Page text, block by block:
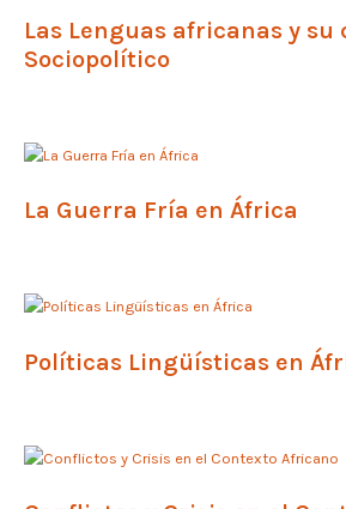
Las Lenguas africanas y su
Sociopolítico
La Guerra Fría en África
Políticas Lingüísticas en